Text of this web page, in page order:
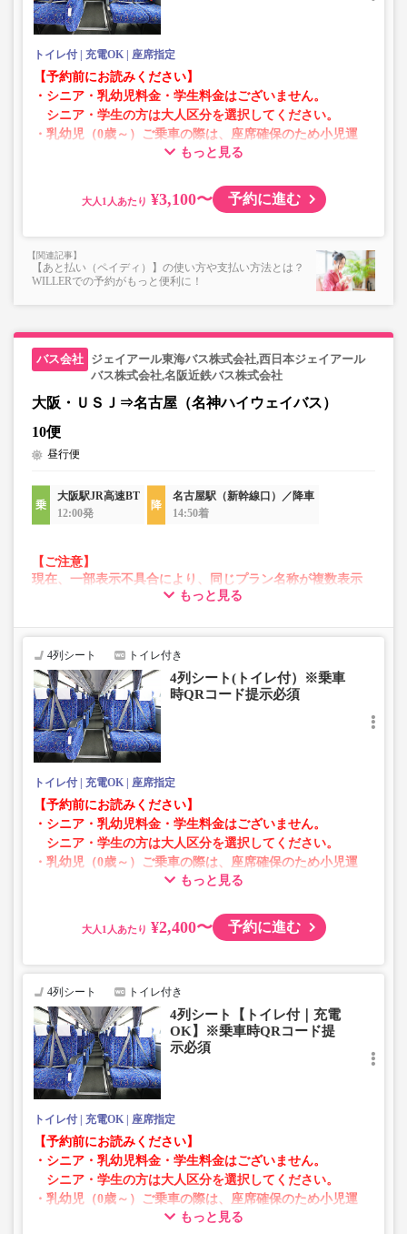
・一部取り扱いのない停留所がある場合がございます。
トイレ付 充電OK 座席指定
【予約前にお読みください】
・シニア・乳幼児料金・学生料金はございません。
シニア・学生の方は大人区分を選択してください。
・乳幼児（0歳～）ご乗車の際は、座席確保のため小児運
賃での乗車券が必要です。
・AM1時～5時の間はシステムメンテナンスの為ご予約が
・在庫の状況はリアルタイムの表示ではございません。
※売り切れの場合でも残数が表示される場合がありま
す。
・一部取り扱いのない停留所がある場合がございます。
もっと見る
大人 ¥3,100〜 予約に進む
【あと払い（ペイディ）】の使い方や支払い方法とは？
WILLERでの予約がもっと便利に！
ジェイアール東海バス株式会社,西日本ジェイアール
バス株式会社,名阪近鉄バス株式会社
大阪・ＵＳＪ⇒名古屋（名神ハイウェイバス）
10便
昼行便
大阪駅JR高速BT
12:00発
名古屋駅（新幹線口）／降車
14:50着
【ご注意】
現在、一部表示不具合により、同じプラン名称が複数表示
される場合がございます。
います。
お手数をおかけいたしますが、エラー表示が出た場合は、
たします。
もっと見る
4列シート トイレ付き
4列シート(トイレ付）※乗車
時QRコード提示必須
トイレ付 充電OK 座席指定
【予約前にお読みください】
・シニア・乳幼児料金・学生料金はございません。
シニア・学生の方は大人区分を選択してください。
・乳幼児（0歳～）ご乗車の際は、座席確保のため小児運
賃での乗車券が必要です。
・AM1時～5時の間はシステムメンテナンスの為ご予約が
・在庫の状況はリアルタイムの表示ではございません。
※売り切れの場合でも残数が表示される場合がありま
す。
・販売日・便ごとに随時価格が変動いたします。購入時に
販売価格をご確認の上でご予約をお願いいたします。
・一部取り扱いのない停留所がある場合がございます。
もっと見る
大人 ¥2,400〜 予約に進む
4列シート トイレ付き
4列シート【トイレ付｜充電
OK】※乗車時QRコード提
示必須
トイレ付 充電OK 座席指定
【予約前にお読みください】
・シニア・乳幼児料金・学生料金はございません。
シニア・学生の方は大人区分を選択してください。
・乳幼児（0歳～）ご乗車の際は、座席確保のため小児運
賃での乗車券が必要です。もっと見る